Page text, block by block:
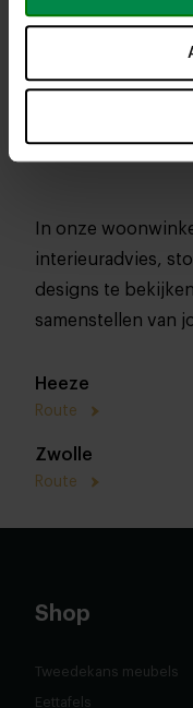
In onze
interieuradvies,
designs te
samenstellen van
Heeze
Route
Zwolle
Route
Shop
Tweedekans meubels
Eettafels